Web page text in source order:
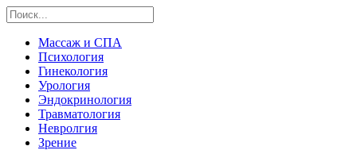
Массаж и СПА
Психология
Гинекология
Урология
Эндокринология
Травматология
Невролгия
Зрение